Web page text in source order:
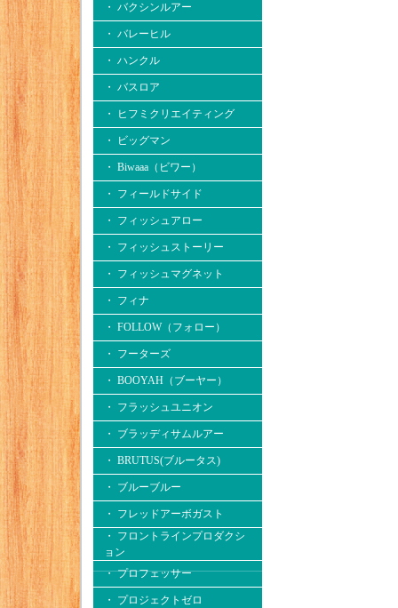
・ バクシンルアー
・ バレーヒル
・ ハンクル
・ バスロア
・ ヒフミクリエイティング
・ ビッグマン
・ Biwaaa（ビワー）
・ フィールドサイド
・ フィッシュアロー
・ フィッシュストーリー
・ フィッシュマグネット
・ フィナ
・ FOLLOW（フォロー）
・ フーターズ
・ BOOYAH（ブーヤー）
・ フラッシュユニオン
・ ブラッディサムルアー
・ BRUTUS(ブルータス)
・ ブルーブルー
・ フレッドアーボガスト
・ フロントラインプロダクシ
ョン
・ プロフェッサー
・ プロジェクトゼロ